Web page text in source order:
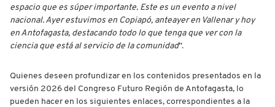
espacio que es súper importante. Este es un evento a nivel
nacional. Ayer estuvimos en Copiapó, anteayer en Vallenar y hoy
en Antofagasta, destacando todo lo que tenga que ver con la
ciencia que está al servicio de la comunidad”.
Quienes deseen profundizar en los contenidos presentados en la
versión 2026 del Congreso Futuro Región de Antofagasta, lo
pueden hacer en los siguientes enlaces, correspondientes a la